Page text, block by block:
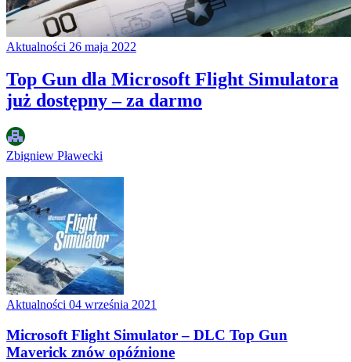
Aktualności 26 maja 2022
Top Gun dla Microsoft Flight Simulatora
już dostępny – za darmo
Zbigniew Pławecki
Aktualności 04 września 2021
Microsoft Flight Simulator – DLC Top Gun
Maverick znów opóźnione